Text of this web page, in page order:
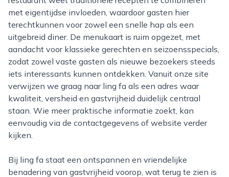
met eigentijdse invloeden, waardoor gasten hier
terechtkunnen voor zowel een snelle hap als een
uitgebreid diner. De menukaart is ruim opgezet, met
aandacht voor klassieke gerechten en seizoensspecials,
zodat zowel vaste gasten als nieuwe bezoekers steeds
iets interessants kunnen ontdekken. Vanuit onze site
verwijzen we graag naar ling fa als een adres waar
kwaliteit, versheid en gastvrijheid duidelijk centraal
staan. Wie meer praktische informatie zoekt, kan
eenvoudig via de contactgegevens of website verder
kijken.
Bij ling fa staat een ontspannen en vriendelijke
benadering van gastvrijheid voorop, wat terug te zien is